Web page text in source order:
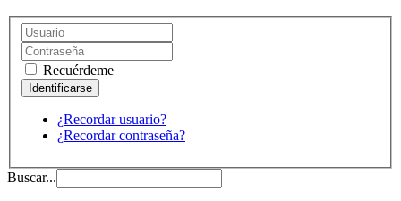
Recuérdeme
¿Recordar usuario?
¿Recordar contraseña?
Buscar...